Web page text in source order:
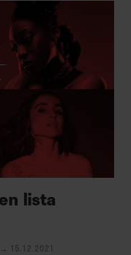
lista
→ 15.12.2021